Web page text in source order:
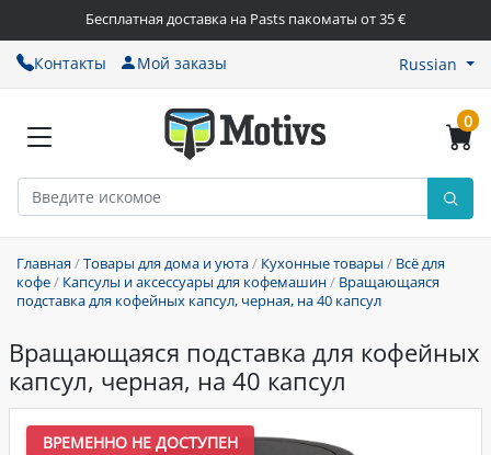
Бесплатная доставка на Pasts пакоматы от 35 €
Контакты Мой заказы Russian
0
Главная/Товары для дома и уюта/ Кухонные товары / Всё для
кофе/ Капсулы и аксессуары для кофемашин/ Вращающаяся
подставка для кофейных капсул, черная, на 40 капсул
Вращающаяся подставка для кофейных
капсул, черная, на 40 капсул
ВРЕМЕННО НЕ ДОСТУПЕН